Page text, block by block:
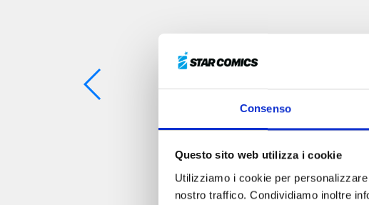
Consenso
Questo sito web utilizza i cookie
Utilizziamo i cookie per
nostro traffico. Condividiamo inoltre